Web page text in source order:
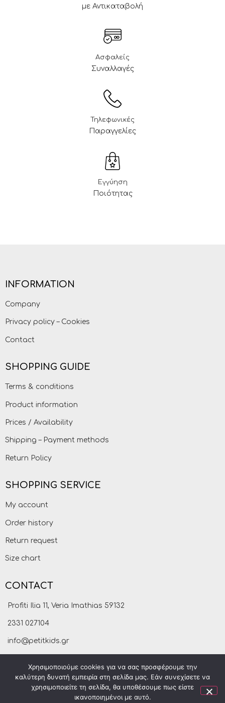
με Αντικαταβολή
Ασφαλείς
Συναλλαγές
Τηλεφωνικές
Παραγγελίες
Εγγύηση
Ποιότητας
INFORMATION
Company
Privacy policy – Cookies
Contact
SHOPPING GUIDE
Terms & conditions
Product information
Prices / Availability
Shipping – Payment methods
Return Policy
SHOPPING SERVICE
My account
Order history
Return request
Size chart
CONTACT
Profiti Ilia 11, Veria Imathias 59132
2331 027104
info@petitkids.gr
Χρησιμοποιούμε cookies για να σας προσφέρουμε την
καλύτερη δυνατή εμπειρία στη σελίδα μας. Εάν συνεχίσετε να
χρησιμοποιείτε τη σελίδα, θα υποθέσουμε πως είστε
ικανοποιημένοι με αυτό.